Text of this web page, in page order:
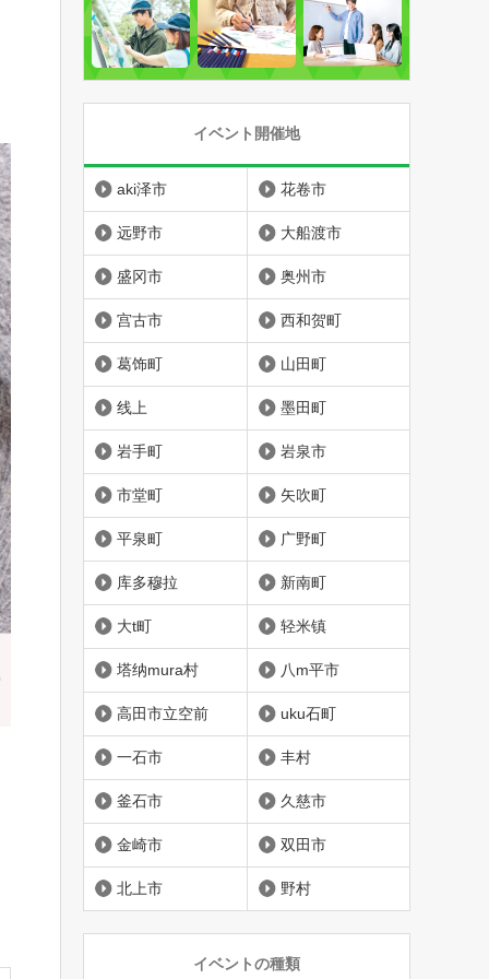
イベント開催地
aki泽市 花卷市
远野市 大船渡市
盛冈市 奥州市
宫古市 西和贺町
葛饰町 山田町
线上 墨田町
岩手町 岩泉市
市堂町 矢吹町
平泉町 广野町
库多穆拉 新南町
大t町 轻米镇
塔纳mura村 八m平市
高田市立空前 uku石町
一石市 丰村
釜石市 久慈市
金崎市 双田市
北上市 野村
イベントの種類